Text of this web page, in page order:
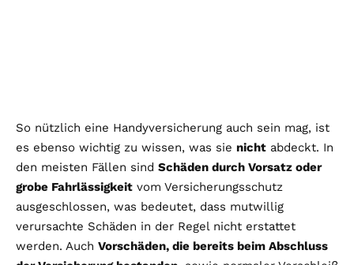
So nützlich eine Handyversicherung auch sein mag, ist
es ebenso wichtig zu wissen, was sie nicht abdeckt. In
den meisten Fällen sind Schäden durch Vorsatz oder
grobe Fahrlässigkeit vom Versicherungsschutz
ausgeschlossen, was bedeutet, dass mutwillig
verursachte Schäden in der Regel nicht erstattet
werden. Auch Vorschäden, die bereits beim Abschluss